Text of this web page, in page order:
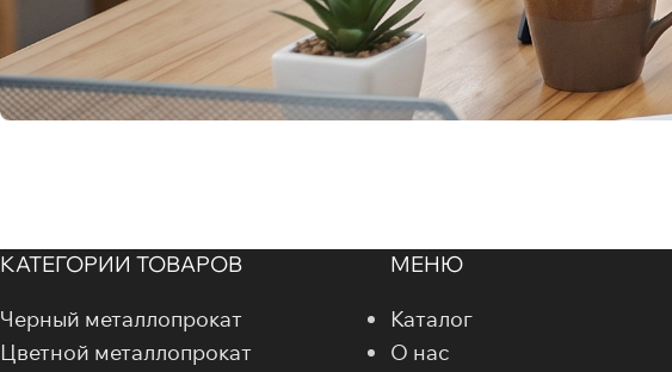
КАТЕГОРИИ ТОВАРОВ
Черный металлопрокат
Цветной металлопрокат
МЕНЮ
Каталог
О нас